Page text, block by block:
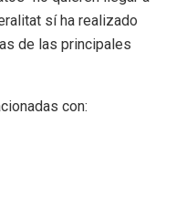
sí ha realizado
de las principales
con: